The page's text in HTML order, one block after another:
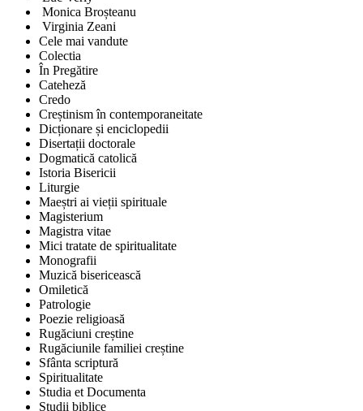
Monica Broșteanu
Virginia Zeani
Cele mai vandute
Colectia
În Pregătire
Cateheză
Credo
Creștinism în contemporaneitate
Dicționare și enciclopedii
Disertații doctorale
Dogmatică catolică
Istoria Bisericii
Liturgie
Maeștri ai vieții spirituale
Magisterium
Magistra vitae
Mici tratate de spiritualitate
Monografii
Muzică bisericească
Omiletică
Patrologie
Poezie religioasă
Rugăciuni creștine
Rugăciunile familiei creștine
Sfânta scriptură
Spiritualitate
Studia et Documenta
Studii biblice